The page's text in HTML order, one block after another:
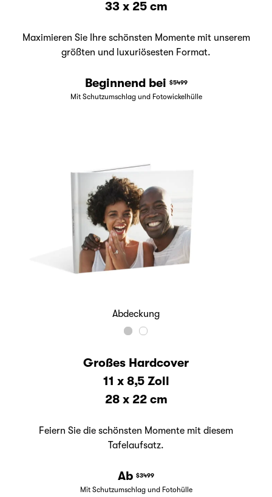
33 x 25 cm
Maximieren Sie Ihre schönsten Momente mit unserem
größten und luxuriösesten Format.
Beginnend bei $5499
Mit Schutzumschlag und Fotowickelhülle
Abdeckung
Großes Hardcover
11 x 8,5 Zoll
28 x 22 cm
Feiern Sie die schönsten Momente mit diesem
Tafelaufsatz.
Ab $3499
Mit Schutzumschlag und Fotohülle